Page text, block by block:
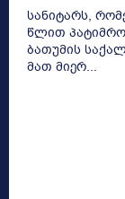
სანიტარს,
წლით
ბათუმის
მათ მიერ...